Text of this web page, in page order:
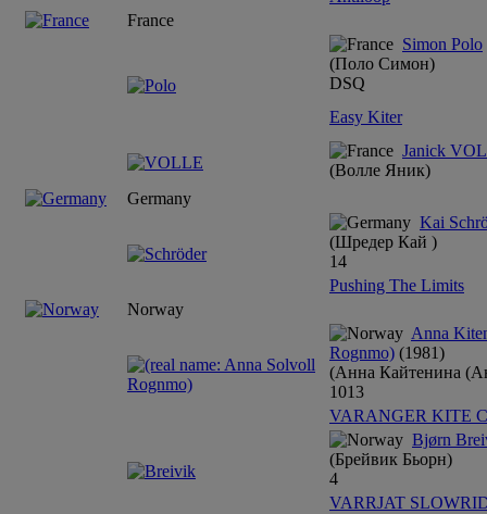
France
Simon Polo
(Поло Симон)
DSQ
Easy Kiter
Janick
(Волле Яник)
Germany
Kai
(Шредер Кай )
14
Pushing The Limits
Norway
Anna
Rognmo) (1981)
(Анна Кайтенина
1013
VARANGER KITE
Bjørn
(Брейвик Бьорн)
4
VARRJAT